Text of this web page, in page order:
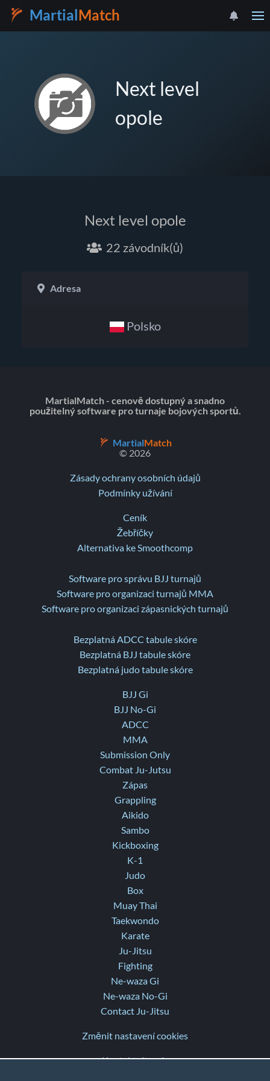
Martial Match
Next level
opole
Next level opole
22 závodník(ů)
Adresa
Polsko
MartialMatch - cenově dostupný a snadno
použitelný software pro turnaje bojových sportů.
MartialMatch
© 2026
Zásady ochrany osobních údajů
Podmínky užívání
Ceník
Žebříčky
Alternativa ke Smoothcomp
Software pro správu BJJ turnajů
Software pro organizaci turnajů MMA
Software pro organizaci zápasnických turnajů
Bezplatná ADCC tabule skóre
Bezplatná BJJ tabule skóre
Bezplatná judo tabule skóre
BJJ Gi
BJJ No-Gi
ADCC
MMA
Submission Only
Combat Ju-Jutsu
Zápas
Grappling
Aikido
Sambo
Kickboxing
K-1
Judo
Box
Muay Thai
Taekwondo
Karate
Ju-Jitsu
Fighting
Ne-waza Gi
Ne-waza No-Gi
Contact Ju-Jitsu
Změnit nastavení cookies
Kontaktujte nás